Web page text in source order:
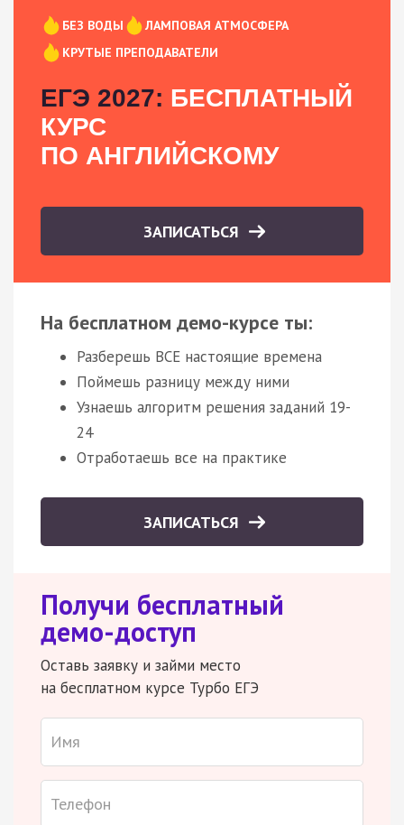
БЕЗ ВОДЫ
ЛАМПОВАЯ АТМОСФЕРА
КРУТЫЕ ПРЕПОДАВАТЕЛИ
ЕГЭ 2027: БЕСПЛАТНЫЙ
КУРС
ПО АНГЛИЙСКОМУ
ЗАПИСАТЬСЯ
На бесплатном демо-курсе ты:
Разберешь ВСЕ настоящие времена
Поймешь разницу между ними
Узнаешь алгоритм решения заданий 19-
24
Отработаешь все на практике
ЗАПИСАТЬСЯ
Получи бесплатный
демо-доступ
Оставь заявку и займи место
на бесплатном курсе Турбо ЕГЭ